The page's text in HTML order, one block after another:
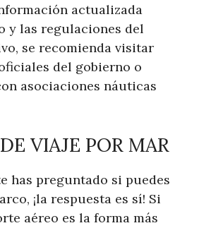
actualizada
y las regulaciones del
se recomienda visitar
del gobierno o
asociaciones náuticas
VIAJE POR MAR
has preguntado si puedes
¡la respuesta es sí! Si
aéreo es la forma más